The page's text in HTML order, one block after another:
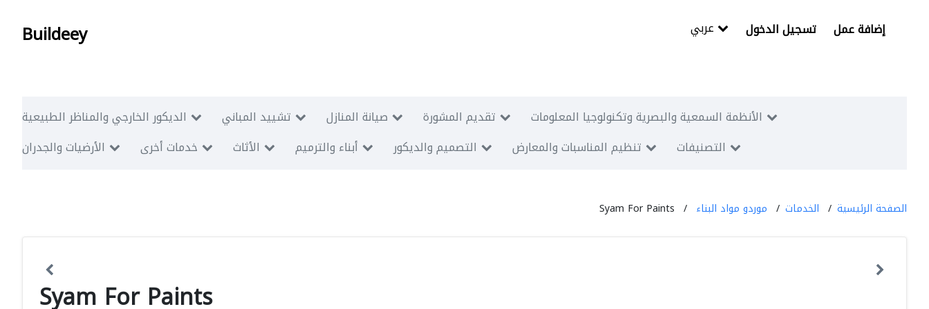
Buildeey تسجيل الدخول إضافة عمل
الديكور الخارجي والمناظر الطبيعية تشييد المباني صيانة المنازل تقديم المشورة
الأنظمة السمعية والبصرية وتكنولوجيا المعلومات
الأرضيات والجدران
خدمات أخرى الأثاث أبناء والترميم التصميم والديكور تنظيم المناسبات والمعارض التصنيفات
الصفحة الرئيسية الخدمات موردو مواد البناء Syam For Paints
Syam For Paints